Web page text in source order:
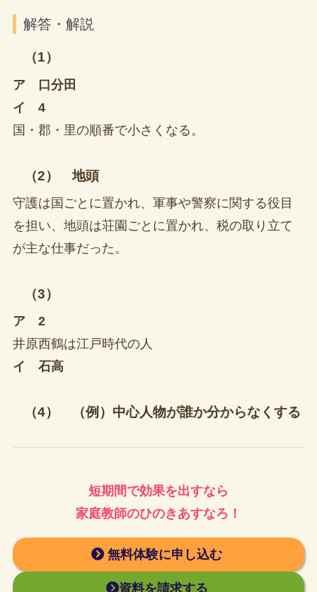
解答・解説
（1）
ア 口分田
イ 4
国・郡・里の順番で小さくなる。
（2） 地頭
守護は国ごとに置かれ、軍事や警察に関する役目
を担い、地頭は荘園ごとに置かれ、税の取り立て
が主な仕事だった。
（3）
ア 2
井原西鶴は江戸時代の人
イ 石高
（4） （例）中心人物が誰か分からなくする
短期間で効果を出すなら
家庭教師のひのきあすなろ！
無料体験に申し込む
資料を請求する